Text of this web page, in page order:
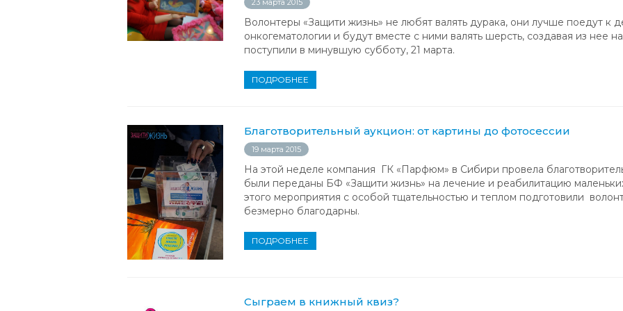
23 марта 2015
Волонтеры «Защити жизнь» не любят валять дурака, они лучше поедут к
онкогематологии и будут вместе с ними валять шерсть, создавая из нее
поступили в минувшую субботу, 21 марта.
ПОДРОБНЕЕ
Благотворительный аукцион: от картины до фотосессии
19 марта 2015
На этой неделе компания ГК «Парфюм» в Сибири провела
были переданы БФ «Защити жизнь» на лечение и реабилитацию
этого мероприятия с особой тщательностью и теплом подготовили
безмерно благодарны.
ПОДРОБНЕЕ
Сыграем в книжный квиз?